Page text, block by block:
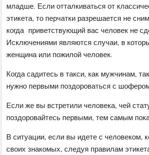
младше. Если отталкиваться от
этикета, то перчатки разрешается не
когда приветствующий вас человек не
Исключениями являются случаи, в
женщина или пожилой человек.
Когда садитесь в такси, как мужчинам,
нужно первыми поздороваться с
Если же вы встретили человека, чей
поздоровайтесь первыми, тем самым
В ситуации, если вы идете с человеком,
своих знакомых, следуя правилам